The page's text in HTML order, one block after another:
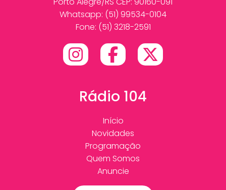
Whatsapp: (51) 99534-0104
Fone: (51) 3218-2591
Rádio 104
Início
Novidades
Programação
Quem Somos
Anuncie